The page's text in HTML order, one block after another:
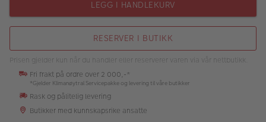
Fotokurs
Butikkoversikt
LEGG I HANDLEKURV
RESERVER I BUTIKK
Prisen gjelder kun når du handler eller reserverer varen via vår nettbutikk.
Fri frakt på ordre over 2 000,-*
*Gjelder Klimanøytral Servicepakke og levering til våre butikker
Rask og pålitelig levering
Butikker med kunnskapsrike ansatte